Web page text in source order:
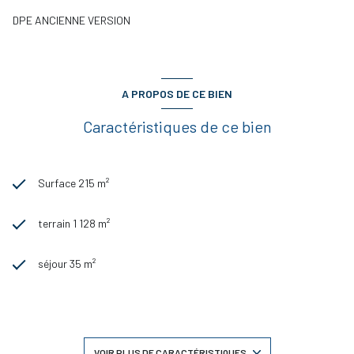
DPE ANCIENNE VERSION
A PROPOS DE CE BIEN
Caractéristiques de ce bien
Surface 215 m²
terrain 1 128 m²
séjour 35 m²